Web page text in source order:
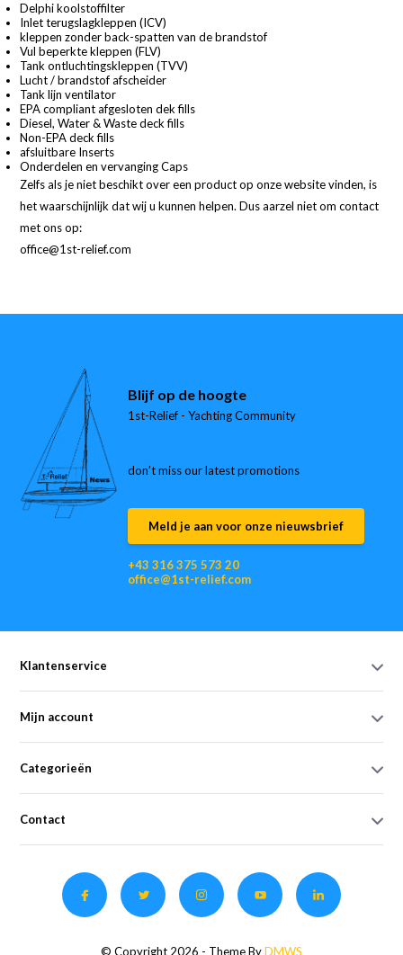
Delphi koolstoffilter
Inlet terugslagkleppen (ICV)
kleppen zonder back-spatten van de brandstof
Vul beperkte kleppen (FLV)
Tank ontluchtingskleppen (TVV)
Lucht / brandstof afscheider
Tank lijn ventilator
EPA compliant afgesloten dek fills
Diesel, Water & Waste deck fills
Non-EPA deck fills
afsluitbare Inserts
Onderdelen en vervanging Caps
Zelfs als je niet beschikt over een product op onze website vinden, is
het waarschijnlijk dat wij u kunnen helpen. Dus aarzel niet om contact
met ons op:
office@1st-relief.com
Blijf op de hoogte
1st-Relief - Yachting Community
don’t miss our latest promotions
Meld je aan voor onze nieuwsbrief
+43 316 375 573 20
office@1st-relief.com
Klantenservice
Mijn account
Categorieën
Contact
© Copyright 2026 - Theme ByDMWS